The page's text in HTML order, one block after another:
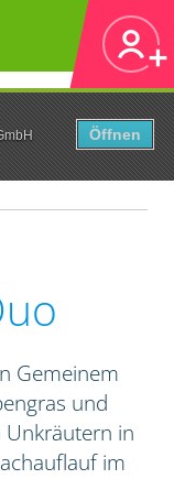
Öffnen
Gemeinem
und
Unkräutern in
im